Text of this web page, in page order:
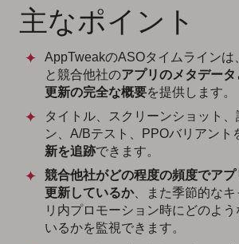
主なポイント
AppTweakのASOタイムラインは
と競合他社のアプリのメタデー
更新の完全な概要を提供します。
タイトル、スクリーンショット、
ン、A/Bテスト、PPOバリアント
新を追跡できます。
競合他社がどの程度の頻度でア
更新しているか、また季節的な
リ内プロモーション時にどのよ
いるかを監視できます。